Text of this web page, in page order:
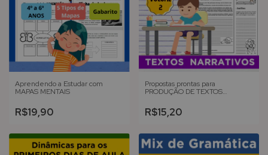
Aprendendo a Estudar com
MAPAS MENTAIS
R$19,90
Propostas prontas para
PRODUÇÃO DE TEXTOS
R$15,20